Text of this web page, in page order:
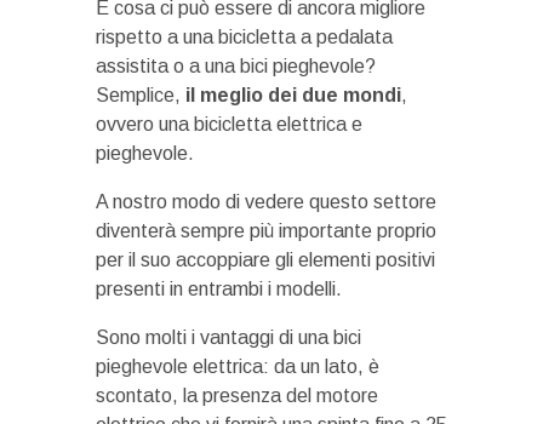
E cosa ci può essere di ancora migliore
rispetto a una bicicletta a pedalata
assistita o a una bici pieghevole?
Semplice, il meglio dei due mondi,
ovvero una bicicletta elettrica e
pieghevole.
A nostro modo di vedere questo settore
diventerà sempre più importante proprio
per il suo accoppiare gli elementi positivi
presenti in entrambi i modelli.
Sono molti i vantaggi di una bici
pieghevole elettrica: da un lato, è
scontato, la presenza del motore